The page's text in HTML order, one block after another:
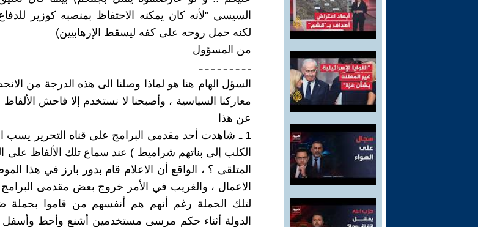
السيسي "لأنه كان يمكنه الاحتفاظ بمنصبه كوزير
لكنه حمل روحه على كفه ليسقط الإرهابيين)
من المسؤول
ـ ـ ـ ـ ـ ـ ـ ـ ـ
السؤل الهام هنا هو لماذا وصلنا الى هذه الدرجة من
معاركنا السياسية ، وأصبحنا لا نستخدم إلا فاحش
عن هذا
1 ـ شاهدت أحد مقدمى البرامج على قناه التحرير يسب
الكلب إلى بناتهم شراميط ) عند سماع تلك الألفاظ على
المتلقى ؟ ، الواقع أن الاعلام قام بدور بارز في هذا
الاعمال ، والغريب في الأمر خروج بعض مقدمى
لتلك الحملة رغم أنهم هم أنفسهم من قاموا
الدولة أثناء حكم مرسى مستخدمين أشنع وأحط وأسفل